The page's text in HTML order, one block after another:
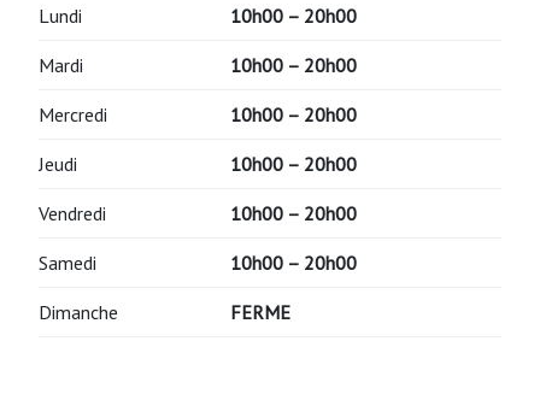
Lundi 10h00 – 20h00
Mardi 10h00 – 20h00
Mercredi 10h00 – 20h00
Jeudi 10h00 – 20h00
Vendredi 10h00 – 20h00
Samedi 10h00 – 20h00
Dimanche FERME